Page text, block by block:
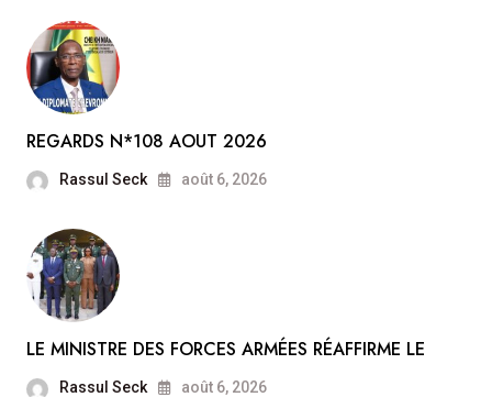
REGARDS N*108 AOUT 2026
Rassul Seck août 6, 2026
LE MINISTRE DES FORCES ARMÉES RÉAFFIRME LE
Rassul Seck août 6, 2026